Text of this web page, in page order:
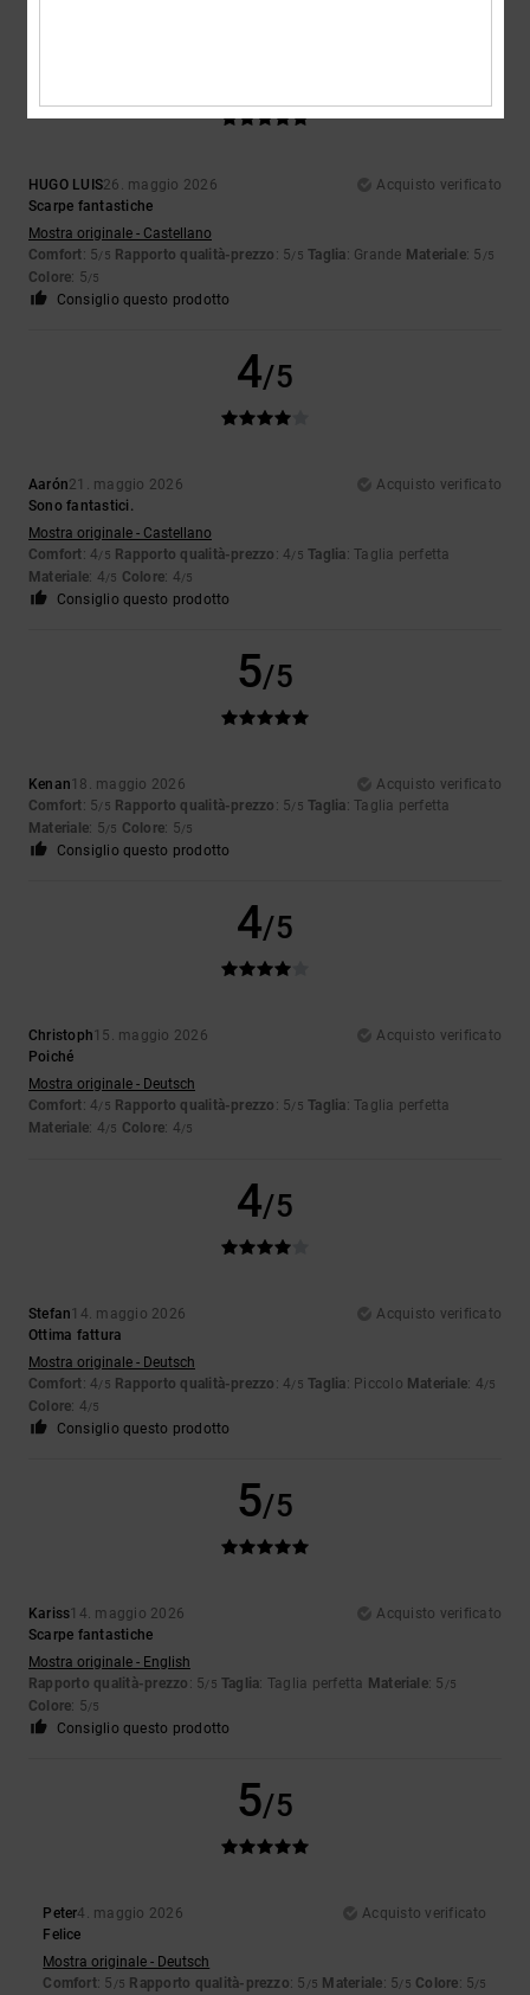
HUGO LUIS26. maggio 2026
Acquisto verificato
Scarpe fantastiche
Mostra originale - Castellano
Comfort: 5/5 Rapporto qualità-prezzo : 5/5 Taglia: Grande Materiale: 5 /5
Colore: 5/5
Consiglio questo prodotto
4/5
Aarón21. maggio 2026
Acquisto verificato
Sono fantastici.
Mostra originale - Castellano
Comfort: 4/5 Rapporto qualità-prezzo : 4/5 Taglia: Taglia perfetta
Materiale: 4/5 Colore: 4/5
Consiglio questo prodotto
5/5
Kenan18. maggio 2026
Acquisto verificato
Comfort: 5/5 Rapporto qualità-prezzo : 5/5 Taglia: Taglia perfetta
Materiale: 5/5 Colore: 5/5
Consiglio questo prodotto
4/5
Christoph15. maggio 2026
Acquisto verificato
Poiché
Mostra originale - Deutsch
Comfort: 4/5 Rapporto qualità-prezzo : 5/5 Taglia: Taglia perfetta
Materiale: 4/5 Colore: 4/5
4/5
Stefan14. maggio 2026
Acquisto verificato
Ottima fattura
Mostra originale - Deutsch
Comfort: 4/5 Rapporto qualità-prezzo : 4/5 Taglia: Piccolo Materiale: 4/5
Colore: 4/5
Consiglio questo prodotto
5/5
Kariss14. maggio 2026
Acquisto verificato
Scarpe fantastiche
Mostra originale - English
Rapporto qualità-prezzo : 5/5 Taglia: Taglia perfetta Materiale: 5 /5
Colore: 5/5
Consiglio questo prodotto
5/5
Peter4. maggio 2026
Acquisto verificato
Felice
Mostra originale - Deutsch
Comfort: 5 /5 Rapporto qualità-prezzo: 5 /5 Materiale: 5/5 Colore: 5/5